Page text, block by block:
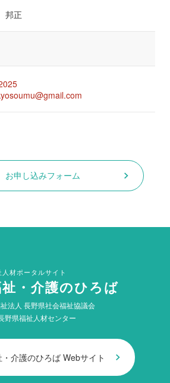
正
お申し込みフォーム
材ポータルサイト
・介護のひろば
法人 長野県社会福祉協議会
野県福祉人材センター
介護のひろば Webサイト